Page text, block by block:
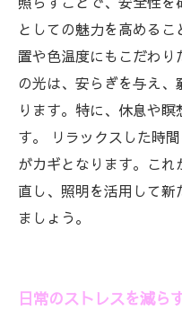
としての魅力を高める
置や色温度にもこだわ
の光は、安らぎを与え
ります。特に、休息や
す。 リラックスした時
がカギとなります。こ
直し、照明を活用して
ましょう。
日常のストレスを減ら